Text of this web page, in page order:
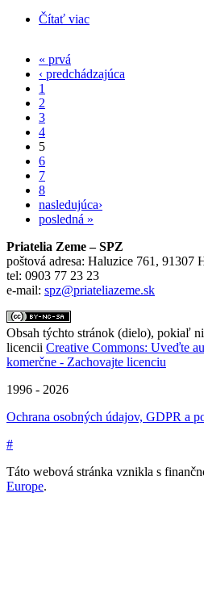
Čítať viac
Stránky
« prvá
‹ predchádzajúca
1
2
3
4
5
6
7
8
nasledujúca›
posledná »
Priatelia Zeme – SPZ
poštová adresa: Haluzice 761, 91307
tel: 0903 77 23 23
e-mail: spz@priateliazeme.sk
Obsah týchto stránok (dielo), pokiaľ
licencii Creative Commons: Uveďte
komerčne - Zachovajte licenciu
1996 - 2026
Ochrana osobných údajov, GDPR a
#
Táto webová stránka vznikla s
Europe.